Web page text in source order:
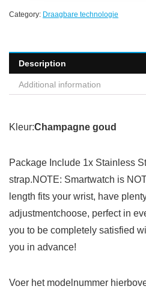
Category: Draagbare technologie
Description
Additional information
Kleur:Champagne goud
Package Include 1x Stainless
strap.NOTE: Smartwatch is
length fits your wrist, have
adjustmentchoose, perfect in
you to be completely satisfied
you in advance!
Voer het modelnummer